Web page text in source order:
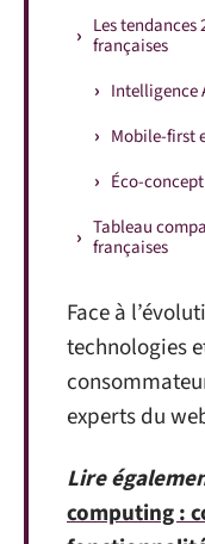
Les tendances
françaises
Intelligence
Mobile-first
Éco-
Tableau
françaises
Face à
technologies
experts du
Lire
computing :